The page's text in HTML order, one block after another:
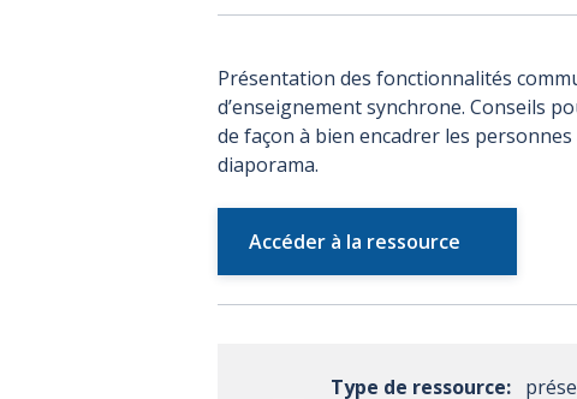
Présentation des fonctionnalités
d’enseignement synchrone. Conseils
de façon à bien encadrer les
diaporama.
Accéder à la ressource
Type de ressource: